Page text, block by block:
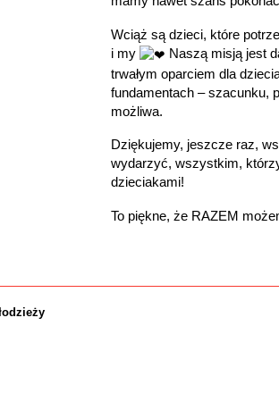
Wciąż są dzieci, które
i my
Naszą misją jest
trwałym oparciem dla
fundamentach – szacunku,
możliwa.
Dziękujemy, jeszcze raz,
wydarzyć, wszystkim,
dzieciakami!
To piękne, że RAZEM